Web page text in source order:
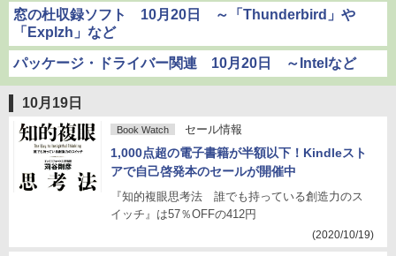
窓の杜収録ソフト 10月20日 ～「Thunderbird」や
「Explzh」など
パッケージ・ドライバー関連 10月20日 ～Intelなど
10月19日
Book Watch セール情報
1,000点超の電子書籍が半額以下！Kindleスト
アで自己啓発本のセールが開催中
『知的複眼思考法 誰でも持っている創造力のス
イッチ』は57％OFFの412円
(2020/10/19)